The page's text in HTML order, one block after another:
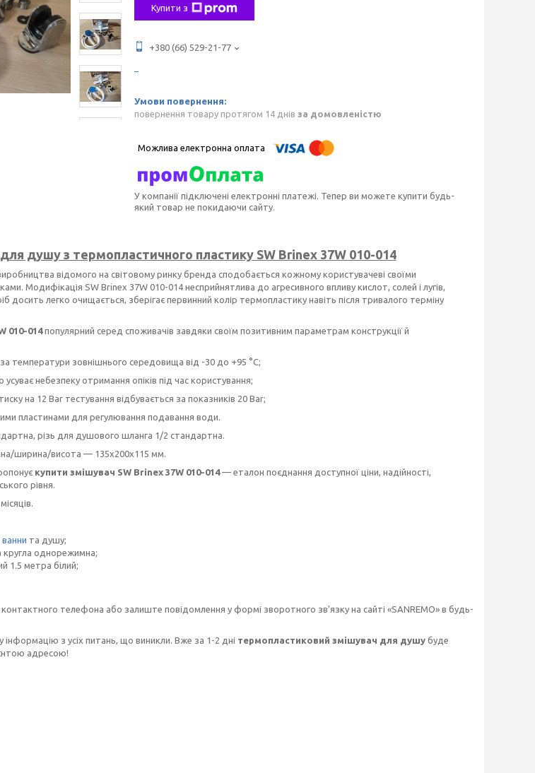
Купити з
+380 (66) 529-21-77
повернення товару протягом 14 днів за домовленістю
У компанії підключені електронні платежі. Тепер ви можете купити будь-
який товар не покидаючи сайту.
душу з термопластичного пластику SW Brinex 37W 010-014
відомого на світовому ринку бренда сподобається кожному користувачеві своїми
Модифікація SW Brinex 37W 010-014 несприйнятлива до агресивного впливу кислот, солей і лугів,
досить легко очищається, зберігає первинний колір термопластику навіть після тривалого терміну
010-014популярний серед споживачів завдяки своїм позитивним параметрам конструкції й
температури зовнішнього середовища від -30 до +95 °C;
небезпеку отримання опіків під час користування;
на 12 Bar тестування відбувається за показників 20 Bar;
пластинами для регулювання подавання води.
різь для душового шланга 1/2 стандартна.
ширина/висота — 135х200х115 мм.
купити змішувач SW Brinex 37W 010-014— еталон поєднання доступної ціни, надійності,
рівня.
ванни та душу;
кругла однорежимна;
1.5 метра білий;
телефона або залиште повідомлення у формі зворотного зв'язку на сайті «SANREMO» в будь-
з усіх питань, що виникли. Вже за 1-2 дні термопластиковий змішувач для душу буде
адресою!